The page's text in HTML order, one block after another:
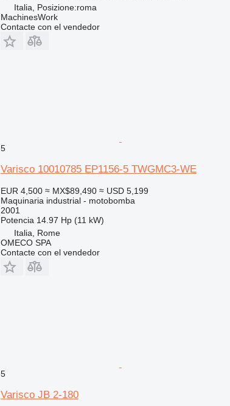
Italia, Posizione:roma
MachinesWork
Contacte con el vendedor
5
Varisco 10010785 EP1156-5 TWGMC3-WE
EUR 4,500 ≈ MX$89,490 ≈ USD 5,199
Maquinaria industrial - motobomba
2001
Potencia 14.97 Hp (11 kW)
Italia, Rome
OMECO SPA
Contacte con el vendedor
5
Varisco JB 2-180